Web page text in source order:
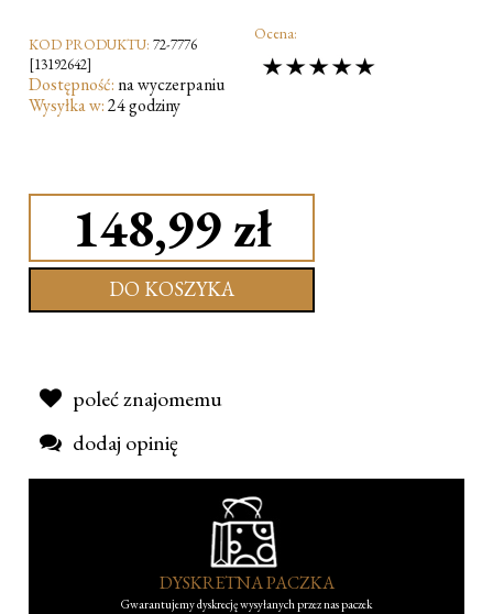
KOD PRODUKTU: 72-7776
[13192642]
Dostępność: na wyczerpaniu
Wysyłka w:24 godziny
Ocena:
148,99 zł
DO KOSZYKA
poleć znajomemu
dodaj opinię
DYSKRETNA PACZKA
Gwarantujemy dyskrecję wysyłanych przez nas paczek